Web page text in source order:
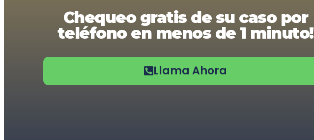
Chequeo gratis de su caso por
teléfono en menos de 1 minuto!
Llama Ahora